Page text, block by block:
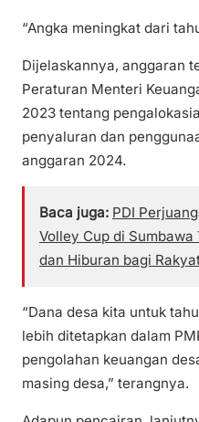
“Angka meningkat dari
Dijelaskannya, anggaran
Peraturan Menteri
2023 tentang
penyaluran dan
anggaran 2024.
Baca juga: PDI
Volley Cup di
dan Hiburan bagi
“Dana desa kita untuk
lebih ditetapkan dalam
pengolahan keuangan
masing desa,” terangnya.